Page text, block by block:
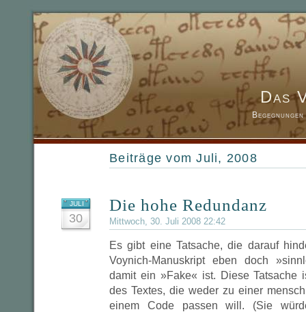
Das
Beiträge vom Juli, 2008
JULI
30
Die hohe Redundanz
Mittwoch, 30. Juli 2008 22:42
Es gibt eine Tatsache, die darauf
Voynich-Manuskript eben doch
damit ein »Fake« ist. Diese Tatsache
des Textes, die weder zu einer
einem Code passen will. (Sie